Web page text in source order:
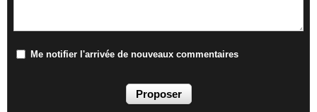
Me notifier l'arrivée de nouveaux commentaires